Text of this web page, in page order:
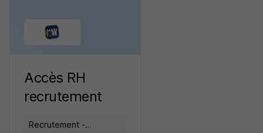
Accès RH
recrutement
Recrutement -